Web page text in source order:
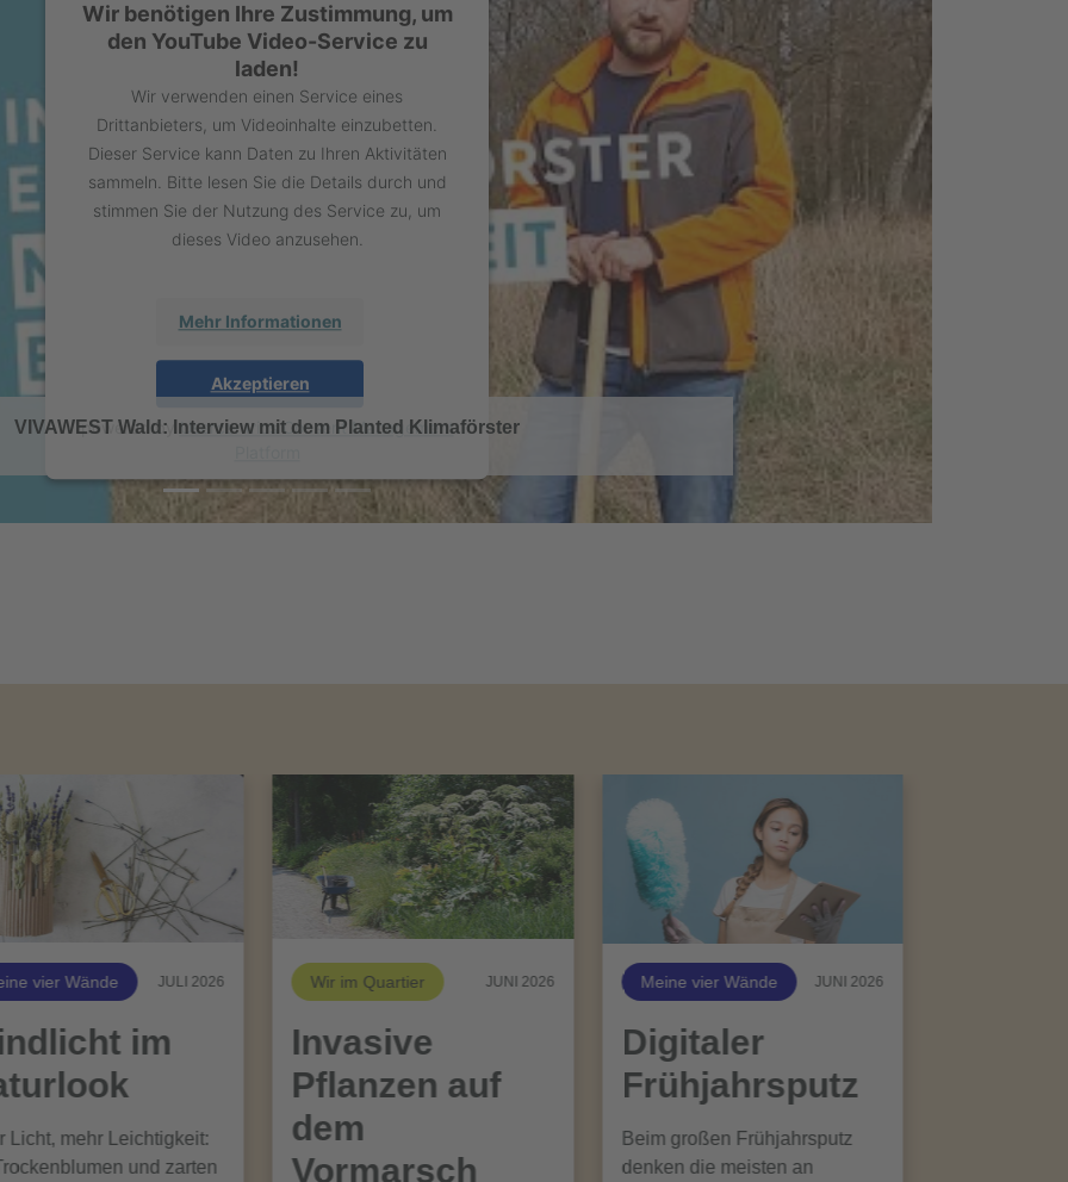
Wir benötigen Ihre Zustimmung, um
den YouTube Video-Service zu
laden!
Wir verwenden einen Service eines
Drittanbieters, um Videoinhalte einzubetten.
Dieser Service kann Daten zu Ihren Aktivitäten
sammeln. Bitte lesen Sie die Details durch und
stimmen Sie der Nutzung des Service zu, um
dieses Video anzusehen.
Mehr Informationen
Akzeptieren
powered byUsercentrics Consent Management
VIVAWEST Wald: Interview mit dem Planted Klimaförster
vier Wände JULI 2026
im
Licht, mehr Leichtigkeit:
und zarten
Wir im Quartier JUNI 2026
Invasive
Pflanzen auf
dem
Vormarsch
Meine vier Wände JUNI 2026
Digitaler
Frühjahrsputz
Beim großen Frühjahrsputz
denken die meisten an